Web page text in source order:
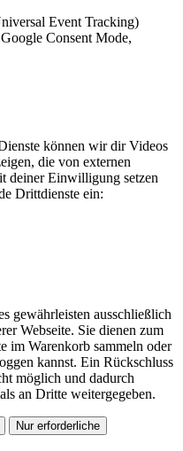
Event Tracking)
Consent Mode,
können wir dir Videos
die von externen
deiner Einwilligung setzen
Drittdienste ein:
gewährleisten ausschließlich
Webseite. Sie dienen zum
im Warenkorb sammeln oder
kannst. Ein Rückschluss
möglich und dadurch
an Dritte weitergegeben.
Nur erforderliche